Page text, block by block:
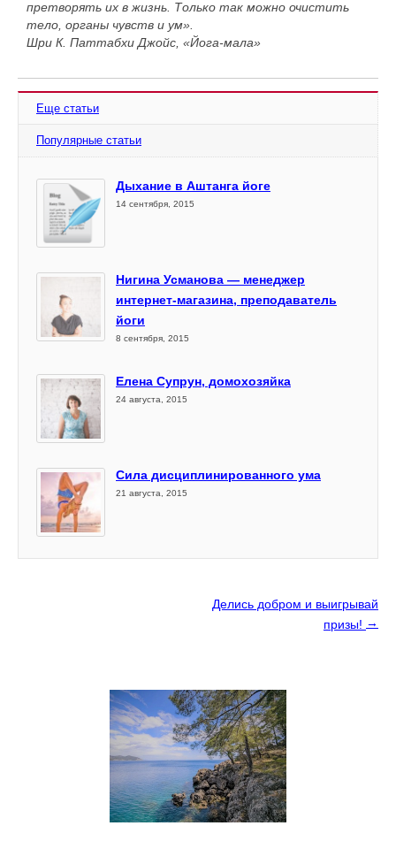
претворять их в жизнь. Только так можно очистить
тело, органы чувств и ум».
Шри К. Паттабхи Джойс, «Йога-мала»
Еще статьи
Популярные статьи
Дыхание в Аштанга йоге
14 сентября, 2015
Нигина Усманова — менеджер
интернет-магазина, преподаватель
йоги
8 сентября, 2015
Елена Супрун, домохозяйка
24 августа, 2015
Сила дисциплинированного ума
21 августа, 2015
Делись добром и выигрывай
призы! →